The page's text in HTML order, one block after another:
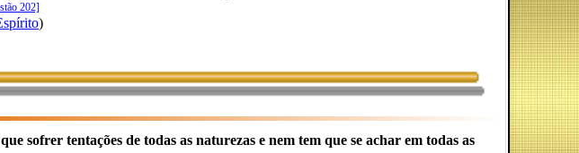
202]
)
sofrer tentações de todas as naturezas e nem tem que se achar em todas as